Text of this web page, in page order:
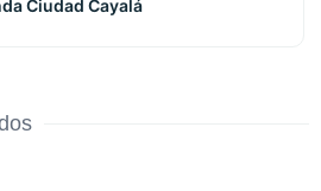
Ciudad Cayalá